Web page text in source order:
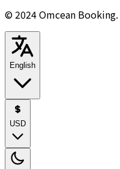
© 2024 Omcean Booking.
English
USD